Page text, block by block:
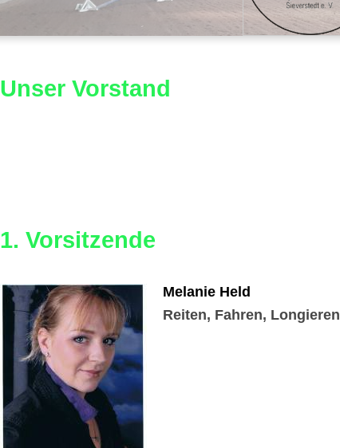
Unser Vorstand
1. Vorsitzende
Melanie Held
Reiten, Fahren, Longieren